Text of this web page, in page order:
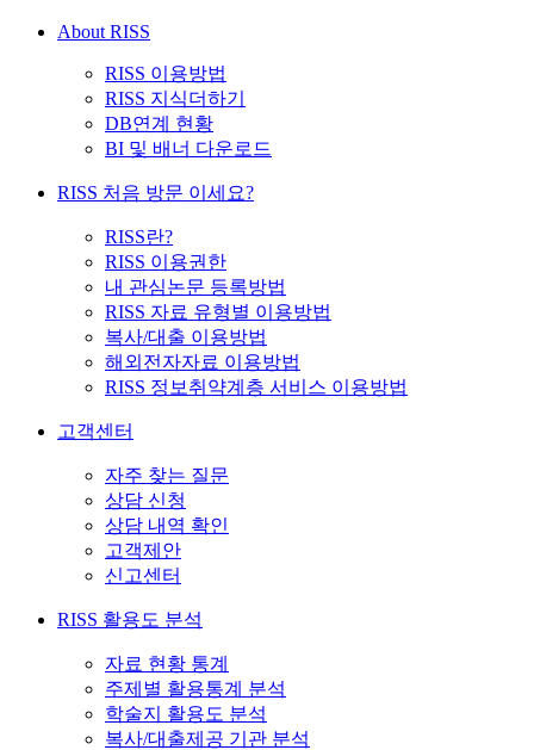
About RISS
RISS 이용방법
RISS 지식더하기
DB연계 현황
BI 및 배너 다운로드
RISS 처음 방문 이세요?
RISS란?
RISS 이용권한
내 관심논문 등록방법
RISS 자료 유형별 이용방법
복사/대출 이용방법
해외전자자료 이용방법
RISS 정보취약계층 서비스 이용방법
고객센터
자주 찾는 질문
상담 신청
상담 내역 확인
고객제안
신고센터
RISS 활용도 분석
자료 현황 통계
주제별 활용통계 분석
학술지 활용도 분석
복사/대출제공 기관 분석